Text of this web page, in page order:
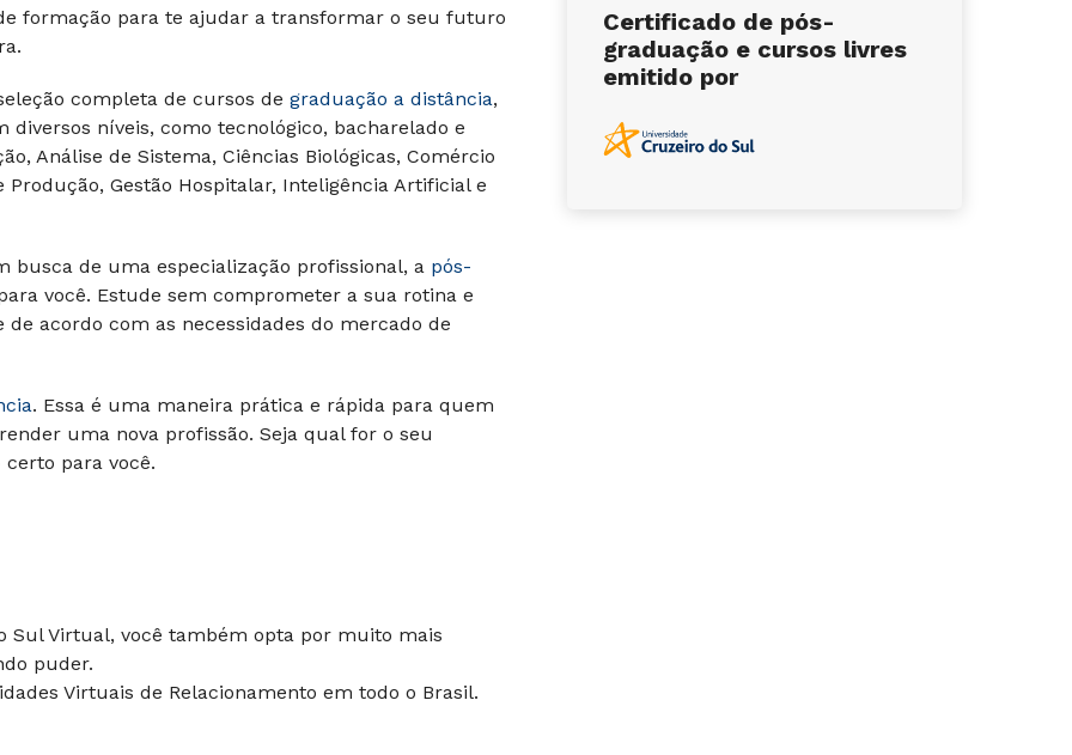
formação para te ajudar a transformar o seu futuro
completa de cursos de graduação a distância,
diversos níveis, como tecnológico, bacharelado e
Análise de Sistema, Ciências Biológicas, Comércio
Gestão Hospitalar, Inteligência Artificial e
busca de uma especialização profissional, a pós-
você. Estude sem comprometer a sua rotina e
acordo com as necessidades do mercado de
. Essa é uma maneira prática e rápida para quem
uma nova profissão. Seja qual for o seu
para você.
Sul Virtual, você também opta por muito mais
puder.
Virtuais de Relacionamento em todo o Brasil.
Certificado de pós-
graduação e cursos livres
emitido por